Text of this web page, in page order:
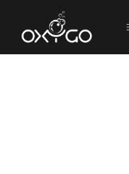
Inicio
Cámara Hiperbárica
10L –